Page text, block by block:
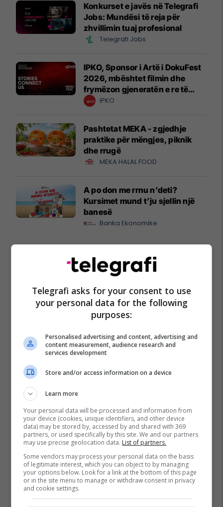
Konkurset e javës në Telegrafi
Jobs: Mundësi të reja për
zhvillimin tuaj profesional
Telegrafi Jobs
IPKO, Sponsor i Artë i DokuFest
2026, mbështet filmin dhe
frymëzon gjeneratën e re të
krijuesve
IPKO
Pashtetat MEKA - zgjedhje
praktike për mëngjes, piknik
dhe rrugë
MEKA HALAL FOOD
A po don me rrnu n’deti?
Kursimet mund t’ju sjellin një
banesë
Banka Ekonomike
Telegrafi asks for your consent to use
your personal data for the following
purposes:
Personalised advertising and content, advertising and
content measurement, audience research and
services development
Store and/or access information on a device
Learn more
Your personal data will be processed and information from
your device (cookies, unique identifiers, and other device
data) may be stored by, accessed by and shared with 369
partners, or used specifically by this site. We and our partners
may use precise geolocation data. List of partners.
Some vendors may process your personal data on the basis
of legitimate interest, which you can object to by managing
your options below. Look for a link at the bottom of this page
or in the site menu to manage or withdraw consent in privacy
and cookie settings.